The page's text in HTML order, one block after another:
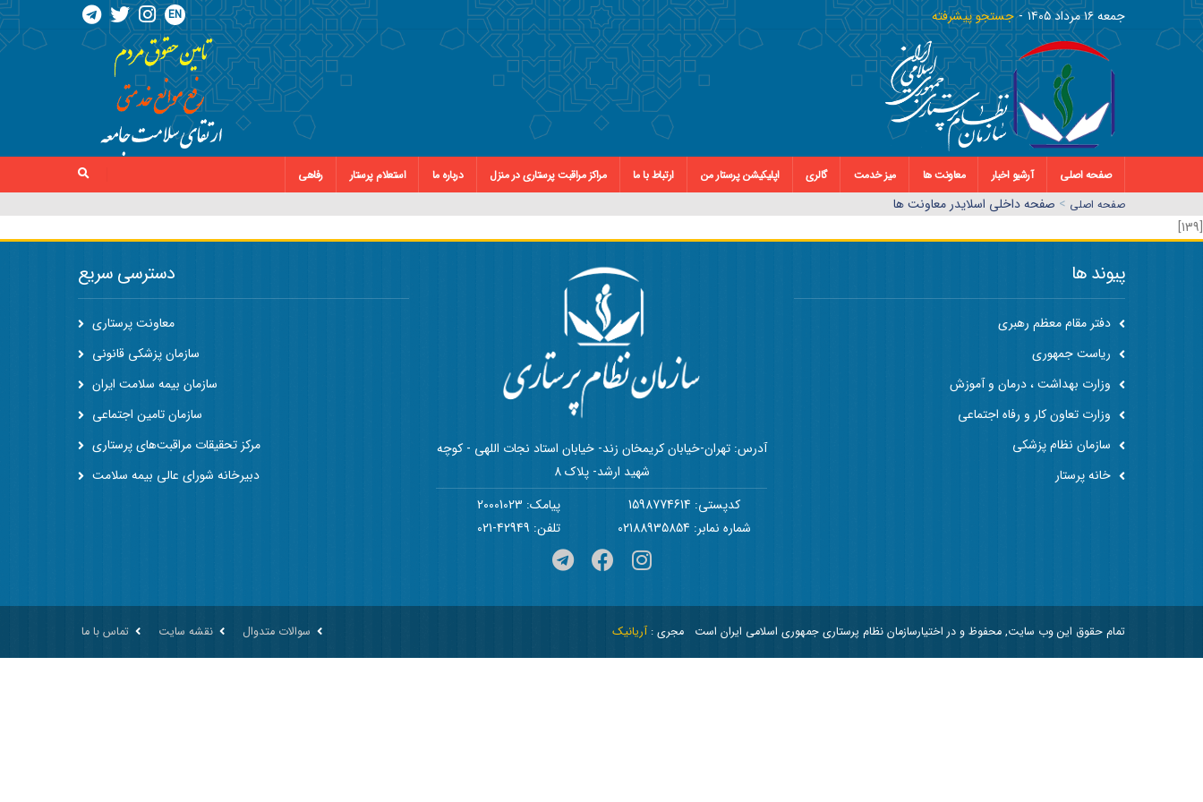
جمعه ١٦ مرداد ١٤٠٥ جستجو پیشرفته EN
صفحه اصلی آرشیو اخبار معاونت ها میز خدمت گالری اپلیکیشن پرستار من ارتباط با ما مراکز مراقبت پرستاری در منزل درباره ما استعلام پرستار
رفاهی
صفحه اصلي > صفحه داخلی اسلایدر معاونت ها
[139]
پیوند ها
دفتر مقام معظم رهبری
ریاست جمهوری
وزارت بهداشت ، درمان و آموزش
وزارت تعاون کار و رفاه اجتماعی
سازمان نظام پزشکی
خانه پرستار
آدرس: تهران-خیابان کریمخان زند- خیابان استاد نجات اللهی - کوچه
شهید ارشد- پلاک 8
کدپستی: 1598774614
پیامک: 20001023
شماره نمابر: 02188935854
تلفن: 42949-021
دسترسی سریع
معاونت پرستاری
سازمان پزشکی قانونی
سازمان بیمه سلامت ایران
سازمان تامین اجتماعی
مرکز تحقیقات مراقبت‌های پرستاری
دبیرخانه شورای عالی بیمه سلامت
تمام حقوق این وب سایت, محفوظ و در اختیارسازمان نظام پرستاری جمهوری اسلامی ایران است مجری :آریانیک سوالات متدوال نقشه سایت تماس با ما